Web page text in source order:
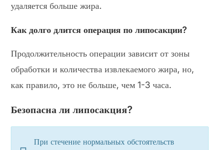
удаляется больше жира.
Как долго длится операция по липосакции?
Продолжительность операции зависит от зоны
обработки и количества извлекаемого жира, но,
как правило, это не больше, чем 1-3 часа.
Безопасна ли липосакция?
При стечение нормальных обстоятельств